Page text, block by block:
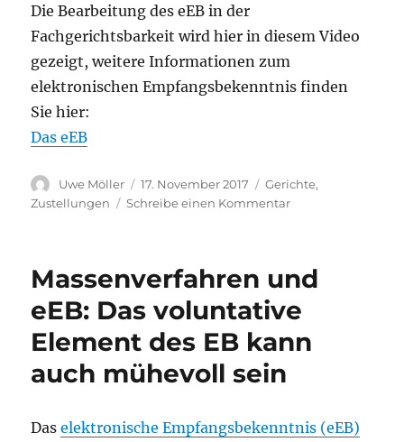
Die Bearbeitung des eEB in der
Fachgerichtsbarkeit wird hier in diesem Video
gezeigt, weitere Informationen zum
elektronischen Empfangsbekenntnis finden
Sie hier:
Das eEB
Autor
Uwe Möller
Veröffentlicht
am
17. November 2017 Kategorien
Gerichte,
Zustellungen
Schreibe einen Kommentarzu
(eEB)
der
Massenverfahren und
eEB: Das voluntative
Element des EB kann
auch mühevoll sein
Daselektronische Empfangsbekenntnis (eEB)